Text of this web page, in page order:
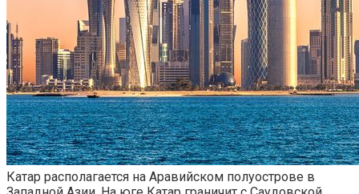
Катар располагается на Аравийском полуострове в